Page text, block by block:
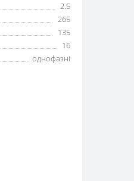
2.5
265
135
16
однофазні